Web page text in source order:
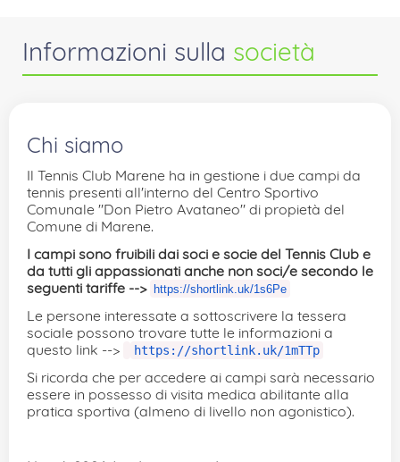
Informazioni sulla società
Chi siamo
Il Tennis Club Marene ha in gestione i due campi da
tennis presenti all'interno del Centro Sportivo
Comunale "Don Pietro Avataneo" di propietà del
Comune di Marene.
I campi sono fruibili dai soci e socie del Tennis Club e
da tutti gli appassionati anche non soci/e secondo le
seguenti tariffe --> https://shortlink.uk/1s6Pe
Le persone interessate a sottoscrivere la tessera
sociale possono trovare tutte le informazioni a
questo link -->
https://shortlink.uk/1mTTp
Si ricorda che per accedere ai campi sarà necessario
essere in possesso di visita medica abilitante alla
pratica sportiva (almeno di livello non agonistico).